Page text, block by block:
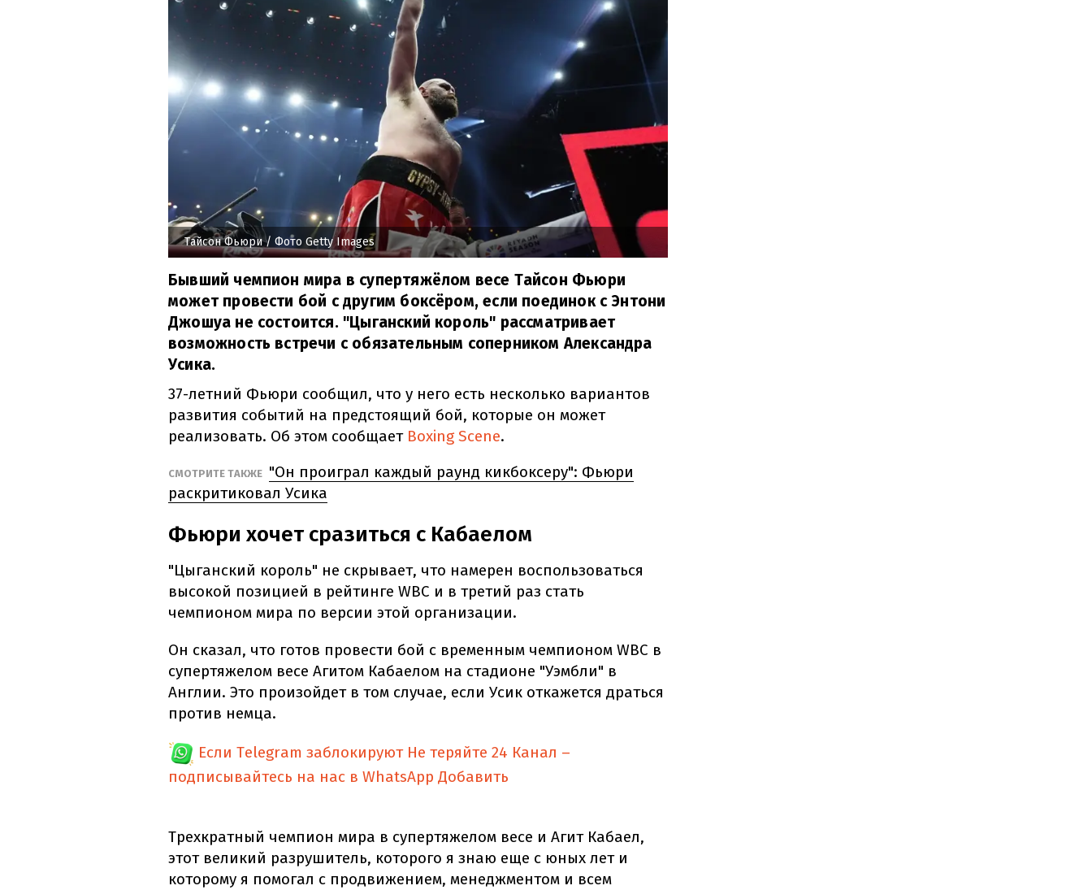
Тайсон Фьюри/ Фото Getty Images
Бывший чемпион мира в супертяжёлом весе Тайсон Фьюри
может провести бой с другим боксёром, если поединок с Энтони
Джошуа не состоится. "Цыганский король" рассматривает
возможность встречи с обязательным соперником Александра
Усика.
37-летний Фьюри сообщил, что у него есть несколько вариантов
развития событий на предстоящий бой, которые он может
реализовать. Об этом сообщает Boxing Scene.
СМОТРИТЕ ТАКЖЕ "Он проиграл каждый раунд кикбоксеру": Фьюри
раскритиковал Усика
Фьюри хочет сразиться с Кабаелом
"Цыганский король" не скрывает, что намерен воспользоваться
высокой позицией в рейтинге WBC и в третий раз стать
чемпионом мира по версии этой организации.
Он сказал, что готов провести бой с временным чемпионом WBC в
супертяжелом весе Агитом Кабаелом на стадионе "Уэмбли" в
Англии. Это произойдет в том случае, если Усик откажется драться
против немца.
Если Telegram заблокируют Не теряйте 24 Канал –
подписывайтесь на нас в WhatsApp Добавить
Трехкратный чемпион мира в супертяжелом весе и Агит Кабаел,
этот великий разрушитель, которого я знаю еще с юных лет и
которому я помогал с продвижением, менеджментом и всем